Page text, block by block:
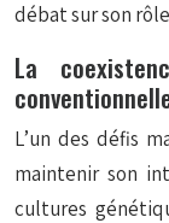
débat sur son
La
L’un des défis
maintenir son
cultures